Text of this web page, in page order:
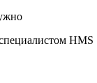
HMS